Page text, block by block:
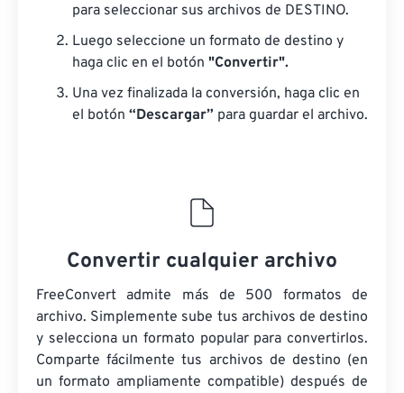
para seleccionar sus archivos de DESTINO.
Luego seleccione un formato de destino y
haga clic en el botón "Convertir".
Una vez finalizada la conversión, haga clic en
el botón “Descargar” para guardar el archivo.
Convertir cualquier archivo
FreeConvert admite más de 500 formatos de
archivo. Simplemente sube tus archivos de destino
y selecciona un formato popular para convertirlos.
Comparte fácilmente tus archivos de destino (en
un formato ampliamente compatible) después de